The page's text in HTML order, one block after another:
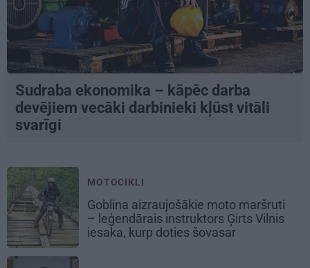
Sudraba ekonomika – kāpēc darba
devējiem vecāki darbinieki kļūst vitāli
svarīgi
MOTOCIKLI
Goblina aizraujošākie moto maršruti
– leģendārais instruktors Ģirts Vilnis
iesaka, kurp doties šovasar